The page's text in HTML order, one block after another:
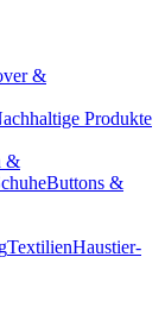
&
Produkte
&
Buttons &
TextilienHaustier-